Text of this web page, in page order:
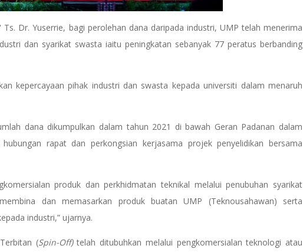
Dr. Yuserrie, bagi perolehan dana daripada industri, UMP telah menerima
dan syarikat swasta iaitu peningkatan sebanyak 77 peratus berbanding
kepercayaan pihak industri dan swasta kepada universiti dalam menaruh
dana dikumpulkan dalam tahun 2021 di bawah Geran Padanan dalam
rapat dan perkongsian kerjasama projek penyelidikan bersama
produk dan perkhidmatan teknikal melalui penubuhan syarikat
dan memasarkan produk buatan UMP (Teknousahawan) serta
industri,” ujarnya.
(Spin-Off)telah ditubuhkan melalui pengkomersialan teknologi atau